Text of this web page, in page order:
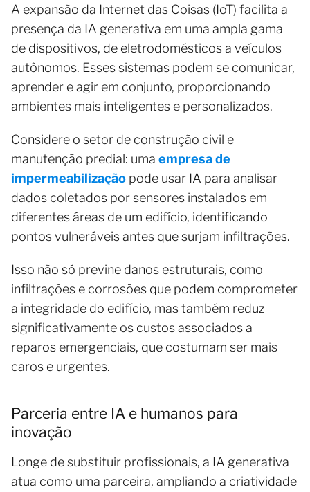
A expansão da Internet das Coisas (IoT) facilita a
presença da IA generativa em uma ampla gama
de dispositivos, de eletrodomésticos a veículos
autônomos. Esses sistemas podem se comunicar,
aprender e agir em conjunto, proporcionando
ambientes mais inteligentes e personalizados.
Considere o setor de construção civil e
manutenção predial: uma empresa de
impermeabilização pode usar IA para analisar
dados coletados por sensores instalados em
diferentes áreas de um edifício, identificando
pontos vulneráveis antes que surjam infiltrações.
Isso não só previne danos estruturais, como
infiltrações e corrosões que podem comprometer
a integridade do edifício, mas também reduz
significativamente os custos associados a
reparos emergenciais, que costumam ser mais
caros e urgentes.
Parceria entre IA e humanos para
inovação
Longe de substituir profissionais, a IA generativa
atua como uma parceira, ampliando a criatividade